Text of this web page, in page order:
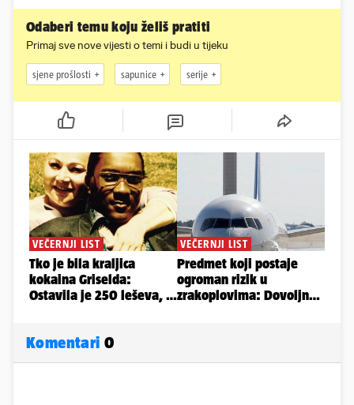
Odaberi temu koju želiš pratiti
Primaj sve nove vijesti o temi i budi u tijeku
sjene prošlosti sapunice serije
Komentari 0